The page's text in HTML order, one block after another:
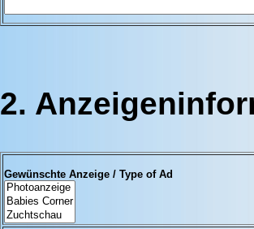
2.
Gewünschte Anzeige / Type of Ad